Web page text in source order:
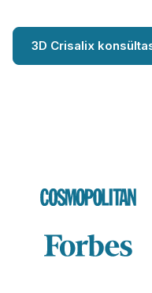
3D Crisalix